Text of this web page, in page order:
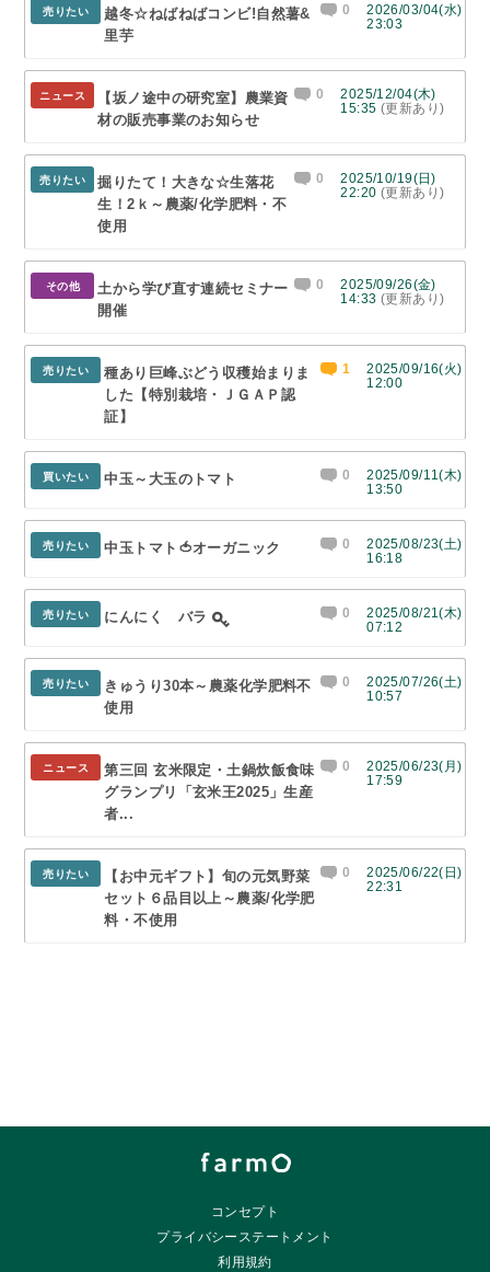
売りたい
越冬☆ねばねばコンビ!自然薯&
里芋
0
2026/03/04(水)
23:03
ニュース
【坂ノ途中の研究室】農業資
材の販売事業のお知らせ
0
2025/12/04(木)
15:35 (更新あり)
売りたい
掘りたて！大きな☆生落花
生！2ｋ～農薬/化学肥料・不
使用
0
2025/10/19(日)
22:20 (更新あり)
その他
土から学び直す連続セミナー
開催
0
2025/09/26(金)
14:33 (更新あり)
売りたい
種あり巨峰ぶどう収穫始まりま
した【特別栽培・ＪＧＡＰ認
証】
1
2025/09/16(火)
12:00
買いたい 中玉～大玉のトマト 0
2025/09/11(木)
13:50
売りたい 中玉トマト🍅オーガニック 0
2025/08/23(土)
16:18
売りたい にんにく バラ 0
2025/08/21(木)
07:12
売りたい
きゅうり30本～農薬化学肥料不
使用
0
2025/07/26(土)
10:57
ニュース
第三回 玄米限定・土鍋炊飯食味
グランプリ「玄米王2025」生産
者...
0
2025/06/23(月)
17:59
売りたい
【お中元ギフト】旬の元気野菜
セット６品目以上～農薬/化学肥
料・不使用
0
2025/06/22(日)
22:31
コンセプト
プライバシーステートメント
利用規約